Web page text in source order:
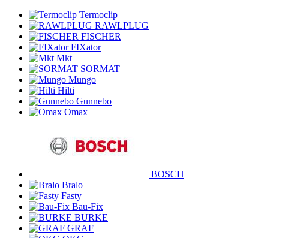
Termoclip
RAWLPLUG
FISCHER
FIXator
Mkt
SORMAT
Mungo
Hilti
Gunnebo
Omax
BOSCH
Bralo
Fasty
Bau-Fix
BURKE
GRAF